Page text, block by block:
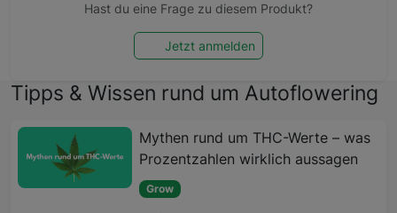
Hast du eine Frage zu diesem Produkt?
Jetzt anmelden
Tipps & Wissen rund um Autoflowering
Mythen rund um THC-Werte – was
Prozentzahlen wirklich aussagen
Grow